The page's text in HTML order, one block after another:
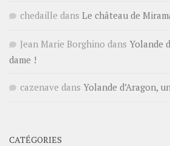
chedaille dans Le château de
Jean Marie Borghino dans Yolande
dame !
cazenave dans Yolande d’Aragon,
CATÉGORIES